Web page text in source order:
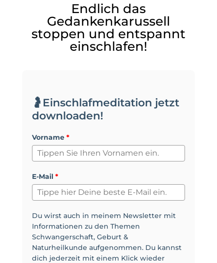
Endlich das
Gedankenkarussell
stoppen und entspannt
einschlafen!
🤰Einschlafmeditation jetzt
downloaden!
Vorname*
E-Mail*
Du wirst auch in meinem Newsletter mit
Informationen zu den Themen
Schwangerschaft, Geburt &
Naturheilkunde aufgenommen. Du kannst
dich jederzeit mit einem Klick wieder